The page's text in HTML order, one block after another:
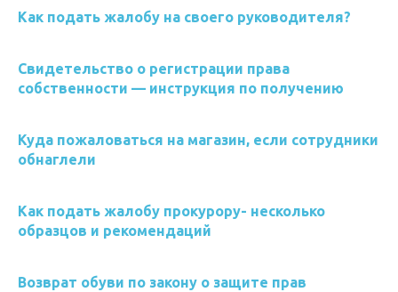
Как подать жалобу на своего руководителя?
Свидетельство о регистрации права
собственности — инструкция по получению
Куда пожаловаться на магазин, если сотрудники
обнаглели
Как подать жалобу прокурору- несколько
образцов и рекомендаций
Возврат обуви по закону о защите прав